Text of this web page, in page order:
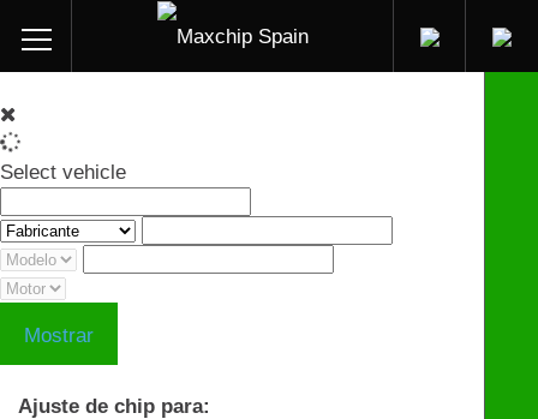
Select vehicle
Mostrar
Ajuste de chip para: